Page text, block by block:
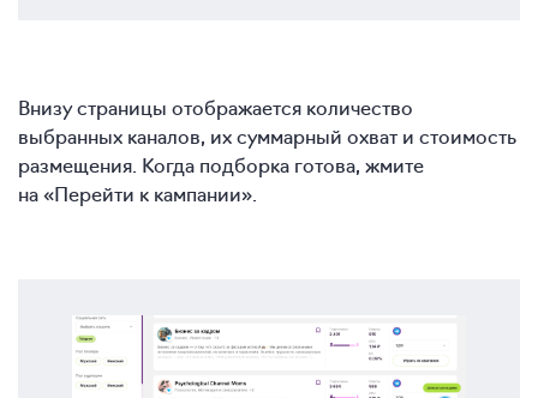
Внизу страницы отображается количество
выбранных каналов, их суммарный охват и стоимость
размещения. Когда подборка готова, жмите
на «Перейти к кампании».